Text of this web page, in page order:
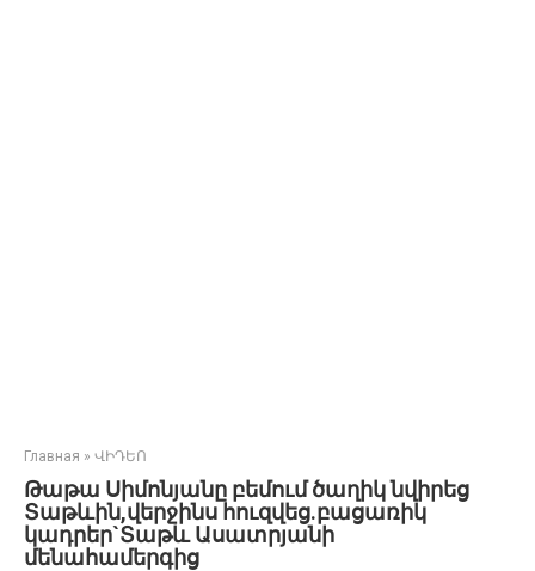
Главная » ՎԻԴԵՈ
Թաթա Սիմոնյանը բեմում ծաղիկ նվիրեց
Տաթևին,վերջինս հուզվեց.բացառիկ
կադրեր`Տաթև Ասատրյանի
մենահամերգից